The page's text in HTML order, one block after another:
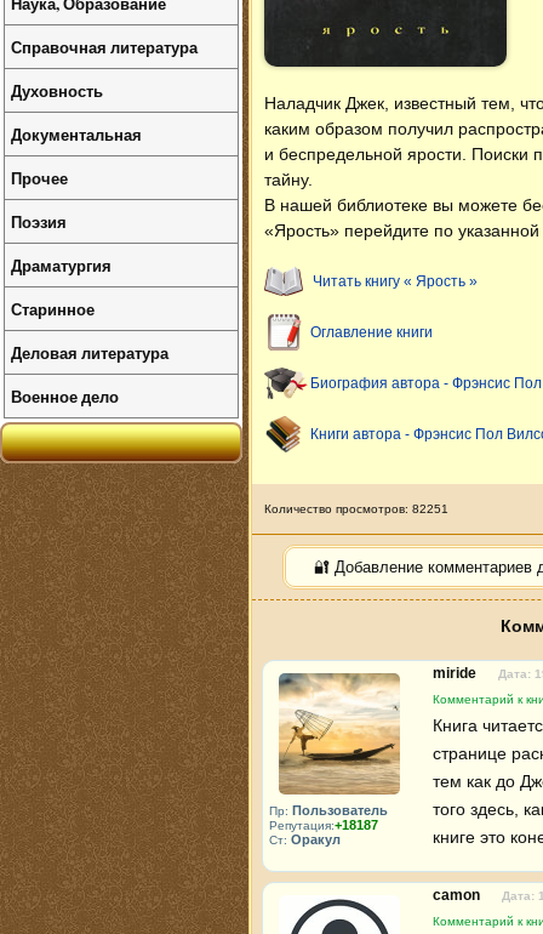
Наладчик Джек, известный тем,
каким образом получил
и беспредельной ярости. Поиски
тайну.
В нашей библиотеке вы можете
«Ярость» перейдите по
Читать книгу « Ярость »
Оглавление книги
Биография автора - Фрэнсис
Книги автора - Фрэнсис Пол
Количество просмотров: 82251
🔐 Добавление комментариев
Пр: Пользователь
Репутация:+18187
Ст: Оракул
miride
Дата:
Комментарий к
Книга
странице
тем как до
того здесь,
книге это
camon
Дата:
Комментарий к
Справочная литература
Духовность
Документальная
Прочее
Поэзия
Драматургия
Старинное
Деловая литература
Военное дело